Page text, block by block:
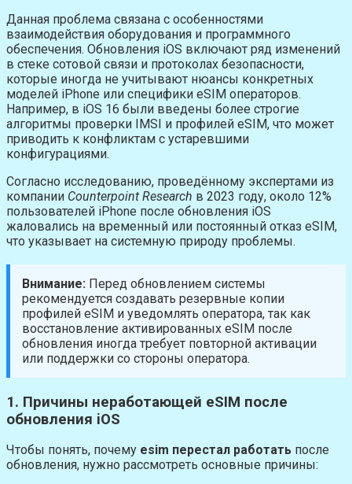
Данная проблема связана с особенностями
взаимодействия оборудования и программного
обеспечения. Обновления iOS включают ряд изменений
в стеке сотовой связи и протоколах безопасности,
которые иногда не учитывают нюансы конкретных
моделей iPhone или специфики eSIM операторов.
Например, в iOS 16 были введены более строгие
алгоритмы проверки IMSI и профилей eSIM, что может
приводить к конфликтам с устаревшими
конфигурациями.
Согласно исследованию, проведённому экспертами из
компании Counterpoint Research в 2023 году, около 12%
пользователей iPhone после обновления iOS
жаловались на временный или постоянный отказ eSIM,
что указывает на системную природу проблемы.
Внимание: Перед обновлением системы
рекомендуется создавать резервные копии
профилей eSIM и уведомлять оператора, так как
восстановление активированных eSIM после
обновления иногда требует повторной активации
или поддержки со стороны оператора.
1. Причины неработающей eSIM после
обновления iOS
Чтобы понять, почему esim перестал работать после
обновления, нужно рассмотреть основные причины: